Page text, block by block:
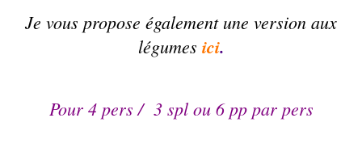
Je vous propose également une version aux
légumes ici.
Pour 4 pers / 3 spl ou 6 pp par pers